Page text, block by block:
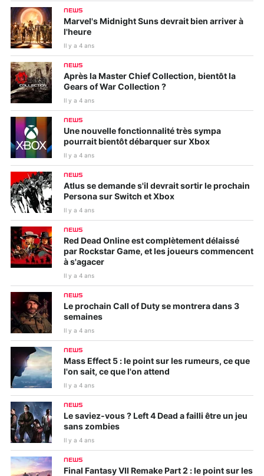
NEWS
Marvel's Midnight Suns devrait bien arriver à
l'heure
Il y a 4 ans
NEWS
Après la Master Chief Collection, bientôt la
Gears of War Collection ?
Il y a 4 ans
NEWS
Une nouvelle fonctionnalité très sympa
pourrait bientôt débarquer sur Xbox
Il y a 4 ans
NEWS
Atlus se demande s'il devrait sortir le prochain
Persona sur Switch et Xbox
Il y a 4 ans
NEWS
Red Dead Online est complètement délaissé
par Rockstar Game, et les joueurs commencent
à s'agacer
Il y a 4 ans
NEWS
Le prochain Call of Duty se montrera dans 3
semaines
Il y a 4 ans
NEWS
Mass Effect 5 : le point sur les rumeurs, ce que
l'on sait, ce que l'on attend
Il y a 4 ans
NEWS
Le saviez-vous ? Left 4 Dead a failli être un jeu
sans zombies
Il y a 4 ans
NEWS
Final Fantasy VII Remake Part 2 : le point sur les